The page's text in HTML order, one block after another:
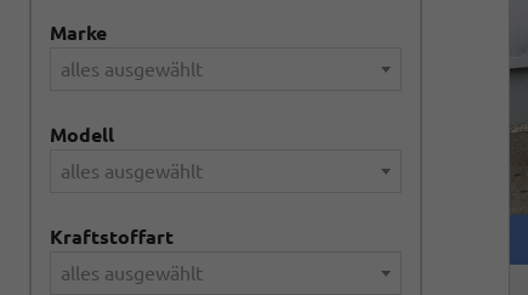
Marke
alles ausgewählt
Modell
alles ausgewählt
Kraftstoffart
alles ausgewählt